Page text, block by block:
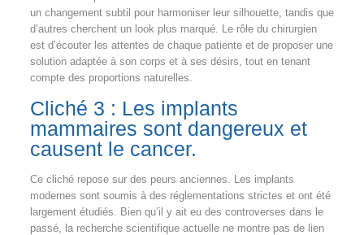
un changement subtil pour harmoniser leur silhouette, tandis que
d’autres cherchent un look plus marqué. Le rôle du chirurgien
est d’écouter les attentes de chaque patiente et de proposer une
solution adaptée à son corps et à ses désirs, tout en tenant
compte des proportions naturelles.
Cliché 3 : Les implants
mammaires sont dangereux et
causent le cancer.
Ce cliché repose sur des peurs anciennes. Les implants
modernes sont soumis à des réglementations strictes et ont été
largement étudiés. Bien qu’il y ait eu des controverses dans le
passé, la recherche scientifique actuelle ne montre pas de lien